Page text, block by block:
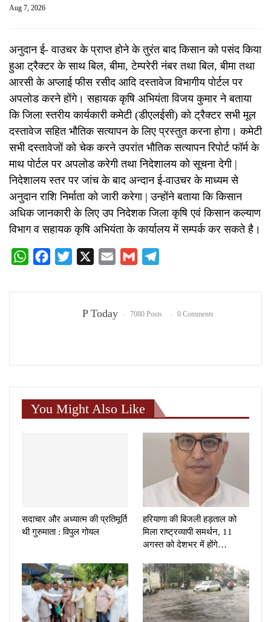
Aug 7, 2026
अनुदान ई- वाउचर के प्राप्त होने के तुरंत बाद किसान को पसंद किया
हुआ ट्रैक्टर के साथ बिल, बीमा, टेम्परेरी नंबर तथा बिल, बीमा तथा
आरसी के अप्लाई फीस रसीद आदि दस्तावेज विभागीय पोर्टल पर
अपलोड करने होंगे। सहायक कृषि अभियंता विजय कुमार ने बताया
कि जिला स्तरीय कार्यकारी कमेटी (डीएलईसी) को ट्रैक्टर सभी मूल
दस्तावेज सहित भौतिक सत्यापन के लिए प्रस्तुत करना होगा। कमेटी
सभी दस्तावेजों को चेक करने उपरांत भौतिक सत्यापन रिपोर्ट फॉर्म के
माथ पोर्टल पर अपलोड करेगी तथा निदेशालय को सूचना देगी |
निदेशालय स्तर पर जांच के बाद अन्दान ई-वाउचर के माध्यम से
अनुदान राशि निर्माता को जारी करेगा | उन्होंने बताया कि किसान
अधिक जानकारी के लिए उप निदेशक जिला कृषि एवं किसान कल्याण
विभाग व सहायक कृषि अभियंता के कार्यालय में सम्पर्क कर सकते है।
WhatsAppFacebook
Twitter Email Gmail
P Today 7080 Posts 0 Comments
You Might Also Like
सदाचार और अध्यात्म की प्रतिमूर्ति
थी गुरुमाता : विपुल गोयल
हरियाणा की बिजली हड़ताल को
मिला राष्ट्रव्यापी समर्थन, 11
अगस्त को देशभर में होंगे…